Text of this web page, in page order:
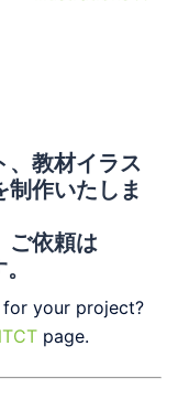
、教材イラス
制作いたしま
ご依頼は
your project?
page.